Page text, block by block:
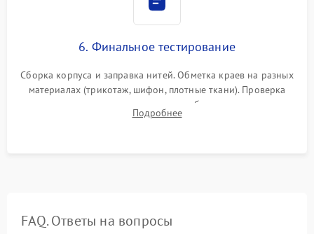
6. Финальное тестирование
Сборка корпуса и заправка нитей. Обметка краев на разных
материалах (трикотаж, шифон, плотные ткани). Проверка
ровности среза, эластичности шва, работы ролевого шва и
отсутствия стягивания или волнистости ткани.
Подробнее
FAQ. Ответы на вопросы